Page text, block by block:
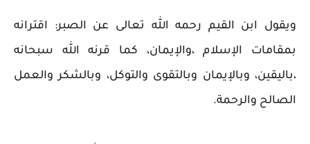
ويقول ابن القيم رحمه الله تعالى عن الصبر: اقترانه
بمقامات الإسلام ،والإيمان، كما قرنه الله سبحانه
،باليقين، وبالإيمان وبالتقوى والتوكل، وبالشكر والعمل
الصالح والرحمة.